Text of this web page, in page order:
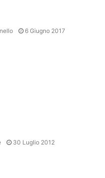
6 Giugno 2017
30 Luglio 2012